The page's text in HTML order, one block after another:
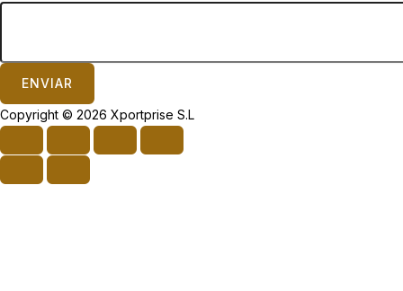
ENVIAR
Copyright © 2026 Xportprise S.L